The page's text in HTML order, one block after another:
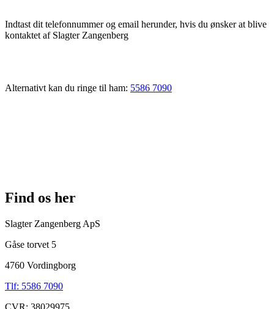
Indtast dit telefonnummer og email herunder, hvis du ønsker at blive
kontaktet af Slagter Zangenberg
Alternativt kan du ringe til ham: 5586 7090
Find os her
Slagter Zangenberg ApS
Gåse torvet 5
4760 Vordingborg
Tlf: 5586 7090